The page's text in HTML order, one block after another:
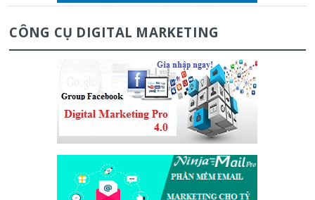
CÔNG CỤ DIGITAL MARKETING